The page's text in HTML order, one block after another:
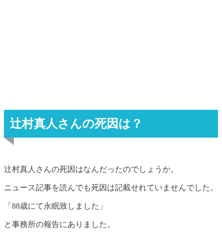
辻村真人さんの死因は？
辻村真人さんの死因はなんだったのでしょうか。
ニュース記事を読んでも死因は記載せれていませんでした。
「88歳にて永眠致しました」
と事務所の報告にありました。